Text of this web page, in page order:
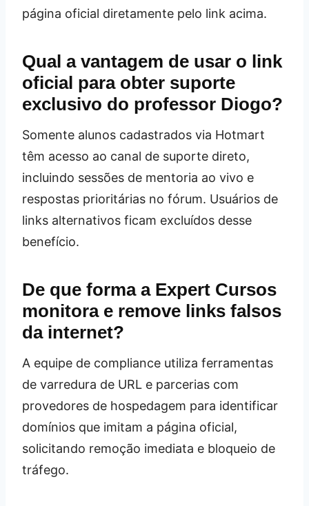
página oficial diretamente pelo link acima.
Qual a vantagem de usar o link
oficial para obter suporte
exclusivo do professor Diogo?
Somente alunos cadastrados via Hotmart
têm acesso ao canal de suporte direto,
incluindo sessões de mentoria ao vivo e
respostas prioritárias no fórum. Usuários de
links alternativos ficam excluídos desse
benefício.
De que forma a Expert Cursos
monitora e remove links falsos
da internet?
A equipe de compliance utiliza ferramentas
de varredura de URL e parcerias com
provedores de hospedagem para identificar
domínios que imitam a página oficial,
solicitando remoção imediata e bloqueio de
tráfego.